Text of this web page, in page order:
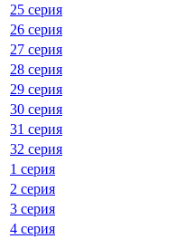
25 серия
26 серия
27 серия
28 серия
29 серия
30 серия
31 серия
32 серия
1 серия
2 серия
3 серия
4 серия